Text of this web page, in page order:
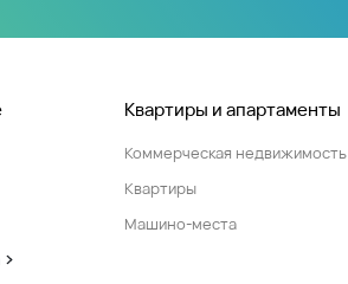
Квартиры и апартаменты
Коммерческая недвижимость
Квартиры
Машино-места